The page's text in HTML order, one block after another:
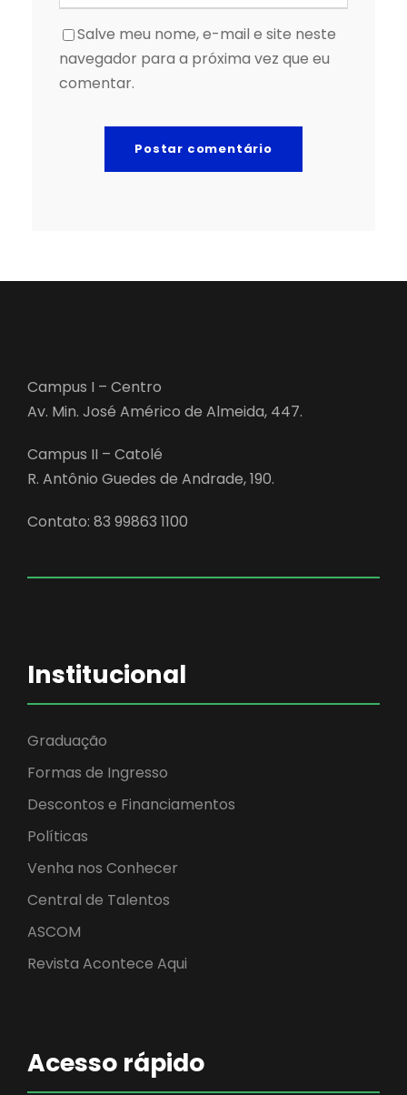
Salve meu nome, e-mail e site neste
navegador para a próxima vez que eu
comentar.
Campus I – Centro
Av. Min. José Américo de Almeida, 447.
Campus II – Catolé
R. Antônio Guedes de Andrade, 190.
Contato: 83 99863 1100
Institucional
Graduação
Formas de Ingresso
Descontos e Financiamentos
Políticas
Venha nos Conhecer
Central de Talentos
ASCOM
Revista Acontece Aqui
Acesso rápido